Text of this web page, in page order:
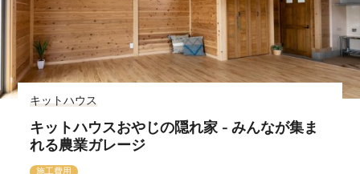
キットハウス
キットハウスおやじの隠れ家 - みんなが集ま
れる農業ガレージ
施工費用